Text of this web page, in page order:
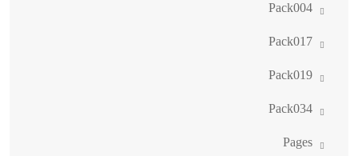
Pack004
Pack017
Pack019
Pack034
Pages